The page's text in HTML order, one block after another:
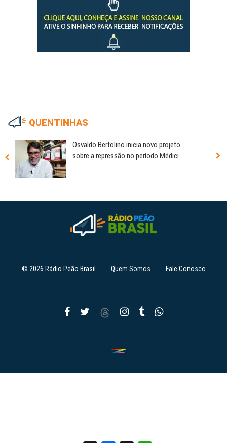
QUENTINHAS
Osvaldo Bertolino inicia novo projeto
sobre a repressão no período Médici
© 2026 Rádio Peão Brasil Quem Somos Fale Conosco